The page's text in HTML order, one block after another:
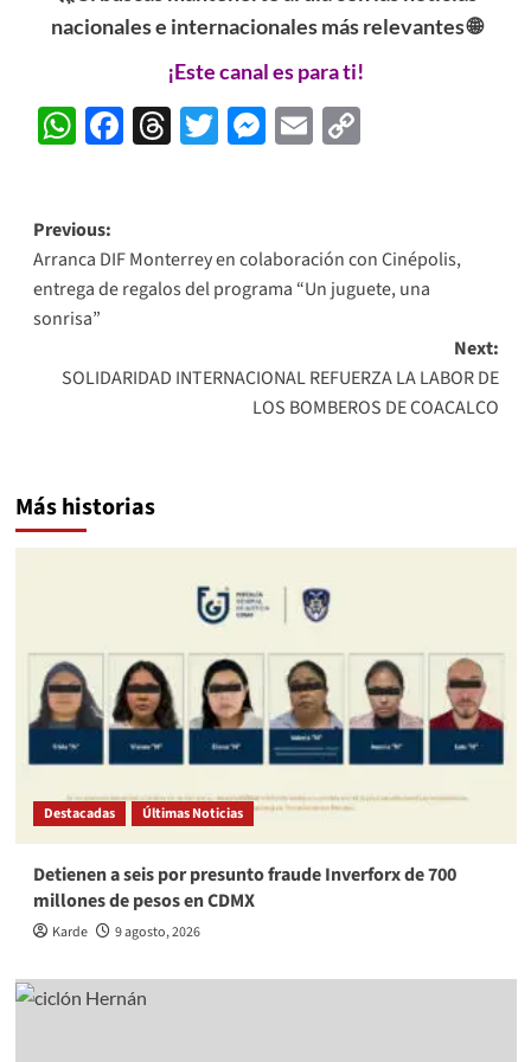
nacionales e internacionales más relevantes 🌐
¡Este canal es para ti!
WhatsApp
Facebook
Threads
Twitter
Messenger
EmailCopy
Post
navigation
Previous:
Arranca DIF Monterrey en colaboración con Cinépolis,
entrega de regalos del programa “Un juguete, una
sonrisa”
Next:
SOLIDARIDAD INTERNACIONAL REFUERZA LA LABOR DE
LOS BOMBEROS DE COACALCO
Más historias
Destacadas Últimas Noticias
Detienen a seis por presunto fraude Inverforx de 700
millones de pesos en CDMX
Karde 9 agosto, 2026